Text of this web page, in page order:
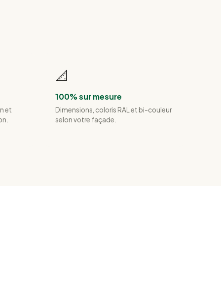
et
📐
100% sur mesure
Dimensions, coloris RAL et bi-couleur
selon votre façade.